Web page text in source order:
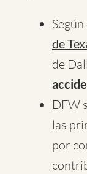
Según
de
de
DFW
las
por